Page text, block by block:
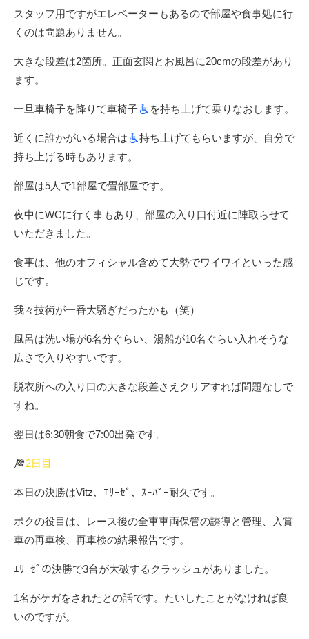
スタッフ用ですがエレベーターもあるので部屋や食事処に行
くのは問題ありません。
大きな段差は2箇所。正面玄関とお風呂に20cmの段差があり
ます。
一旦車椅子を降りて車椅子 を持ち上げて乗りなおします。
近くに誰かがいる場合は
持ち上げてもらいますが、自分で
持ち上げる時もあります。
部屋は5人で1部屋で畳部屋です。
夜中にWCに行く事もあり、部屋の入り口付近に陣取らせて
いただきました。
食事は、他のオフィシャル含めて大勢でワイワイといった感
じです。
我々技術が一番大騒ぎだったかも（笑）
風呂は洗い場が6名分ぐらい、湯船が10名ぐらい入れそうな
広さで入りやすいです。
脱衣所への入り口の大きな段差さえクリアすれば問題なしで
すね。
翌日は6:30朝食で7:00出発です。
2日目
本日の決勝はVitz、ｴﾘｰｾﾞ、ｽｰﾊﾟｰ耐久です。
ボクの役目は、レース後の全車車両保管の誘導と管理、入賞
車の再車検、再車検の結果報告です。
ｴﾘｰｾﾞの決勝で3台が大破するクラッシュがありました。
1名がケガをされたとの話です。たいしたことがなければ良
いのですが。